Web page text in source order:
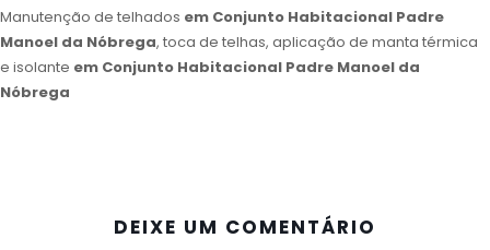
Manutenção de telhados em Conjunto Habitacional Padre
Manoel da Nóbrega, toca de telhas, aplicação de manta térmica
e isolante em Conjunto Habitacional Padre Manoel da
Nóbrega
DEIXE UM COMENTÁRIO